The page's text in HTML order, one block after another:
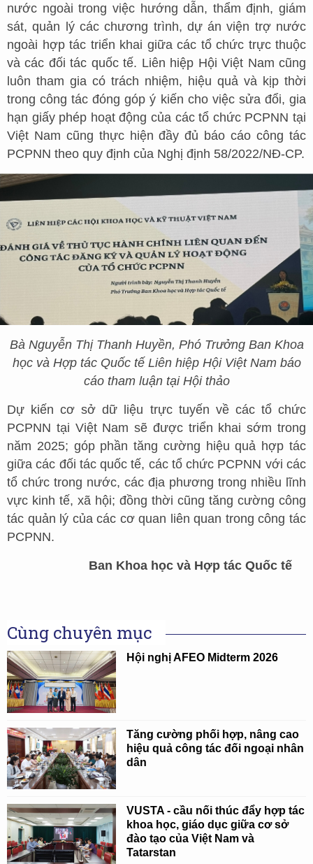
nước ngoài trong việc hướng dẫn, thẩm định, giám
sát, quản lý các chương trình, dự án viện trợ nước
ngoài hợp tác triển khai giữa các tổ chức trực thuộc
và các đối tác quốc tế. Liên hiệp Hội Việt Nam cũng
luôn tham gia có trách nhiệm, hiệu quả và kịp thời
trong công tác đóng góp ý kiến cho việc sửa đổi, gia
hạn giấy phép hoạt động của các tổ chức PCPNN tại
Việt Nam cũng thực hiện đầy đủ báo cáo công tác
PCPNN theo quy định của Nghị định 58/2022/NĐ-CP.
Bà Nguyễn Thị Thanh Huyền, Phó Trưởng Ban Khoa
học và Hợp tác Quốc tế Liên hiệp Hội Việt Nam báo
cáo tham luận tại Hội thảo
Dự kiến cơ sở dữ liệu trực tuyến về các tổ chức
PCPNN tại Việt Nam sẽ được triển khai sớm trong
năm 2025; góp phần tăng cường hiệu quả hợp tác
giữa các đối tác quốc tế, các tổ chức PCPNN với các
tổ chức trong nước, các địa phương trong nhiều lĩnh
vực kinh tế, xã hội; đồng thời cũng tăng cường công
tác quản lý của các cơ quan liên quan trong công tác
PCPNN.
Ban Khoa học và Hợp tác Quốc tế
Cùng chuyên mục
Hội nghị AFEO Midterm 2026
Tăng cường phối hợp, nâng cao
hiệu quả công tác đối ngoại nhân
dân
VUSTA - cầu nối thúc đẩy hợp tác
khoa học, giáo dục giữa cơ sở
đào tạo của Việt Nam và
Tatarstan